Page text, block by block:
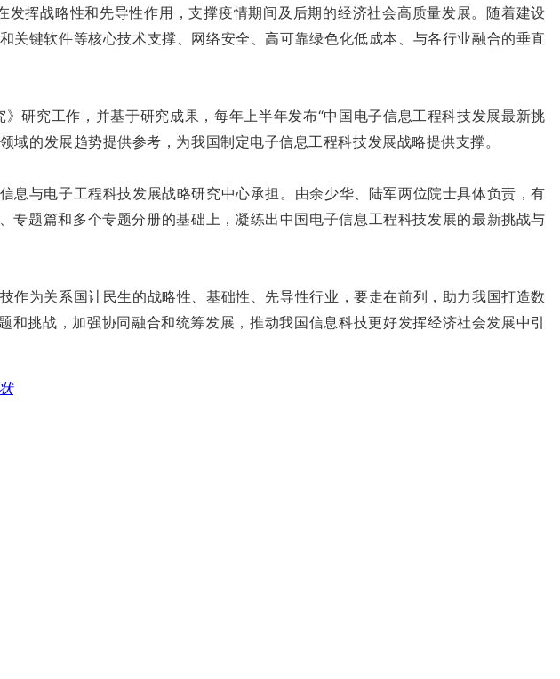
挥战略性和先导性作用，支撑疫情期间及后期的经济社会高质量发展。随着建设
键软件等核心技术支撑、网络安全、高可靠绿色化低成本、与各行业融合的垂直
研究工作，并基于研究成果，每年上半年发布“中国电子信息工程科技发展最新挑
的发展趋势提供参考，为我国制定电子信息工程科技发展战略提供支撑。
与电子工程科技发展战略研究中心承担。由余少华、陆军两位院士具体负责，有
题篇和多个专题分册的基础上，凝练出中国电子信息工程科技发展的最新挑战与
为关系国计民生的战略性、基础性、先导性行业，要走在前列，助力我国打造数
挑战，加强协同融合和统筹发展，推动我国信息科技更好发挥经济社会发展中引